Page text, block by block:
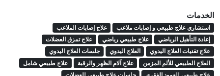
الخدمات
استشاري علاج طبيعي و إصابات ملاعب
علاج إصابات الملاعب
إعادة التأهيل الرياضي
علاج طبيعي رياضي
علاج تمزق العضلات
علاج تقنيات العلاج اليدوي
العلاج اليدوي
جلسات العلاج اليدوي
العلاج الطبيعي للألم المزمن
علاج آلام الظهر والرقبة
علاج طبيعي شامل